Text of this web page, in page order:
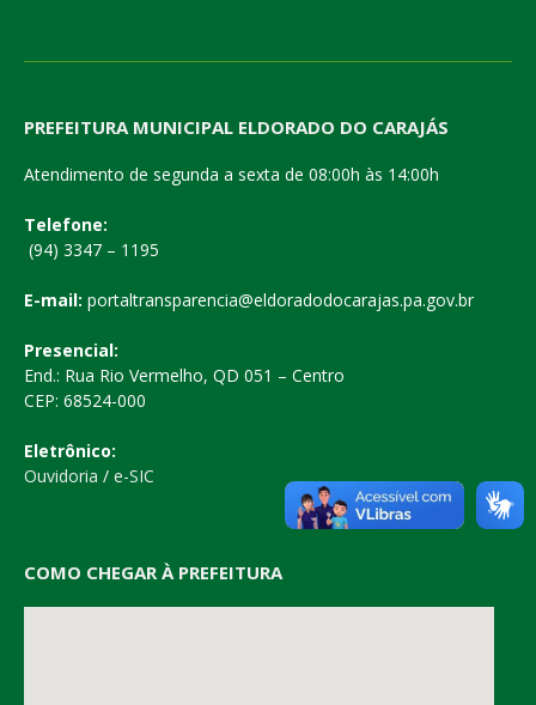
PREFEITURA MUNICIPAL ELDORADO DO CARAJÁS
Atendimento de segunda a sexta de 08:00h às 14:00h
Telefone:
(94) 3347 – 1195
E-mail: portaltransparencia@eldoradodocarajas.pa.gov.br
Presencial:
End.: Rua Rio Vermelho, QD 051 – Centro
CEP: 68524-000
Eletrônico:
Ouvidoria / e-SIC
COMO CHEGAR À PREFEITURA